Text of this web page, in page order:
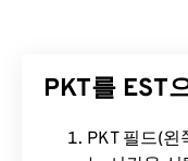
PKT를 EST
PKT 필드(왼